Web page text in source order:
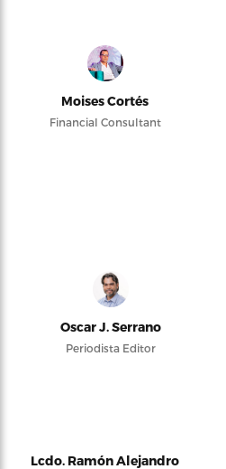
Moises Cortés
Financial Consultant
Oscar J. Serrano
Periodista Editor
Lcdo. Ramón Alejandro